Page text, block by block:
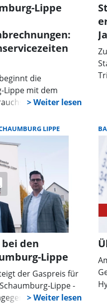
Lippe
die
Lippe mit dem
Aufkommen an
weshalb der
anpasst.
unter der Service-
auch persönlich in
und
LIPPE
den
Lippe
der Gaspreis für
Lippe -
stabil. In der